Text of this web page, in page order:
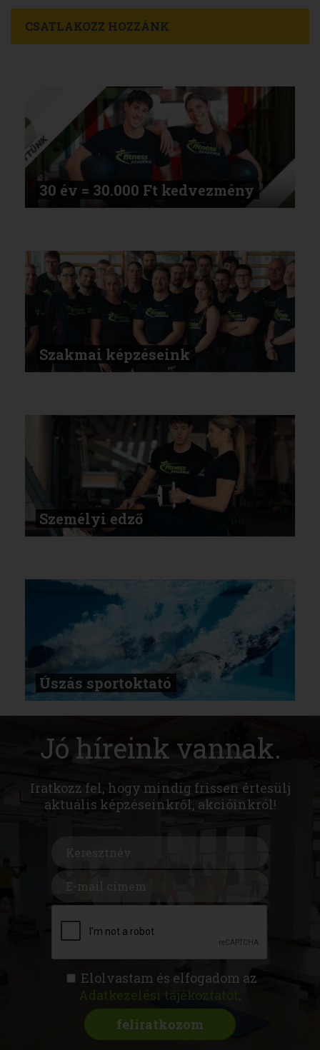
CSATLAKOZZ HOZZÁNK
30 év = 30.000 Ft kedvezmény
Szakmai képzéseink
Személyi edző
Úszás sportoktató
Jó híreink vannak.
Iratkozz fel, hogy mindig frissen értesülj
aktuális képzéseinkről, akcióinkról!
Elolvastam és elfogadom az
Adatkezelési tájékoztatót .
FITNESS AKADÉMIA
RÓLUNK MAGAZIN
CSATLAKOZZ